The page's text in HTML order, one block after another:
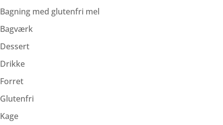
Bagning med glutenfri mel
Bagværk
Dessert
Drikke
Forret
Glutenfri
Kage